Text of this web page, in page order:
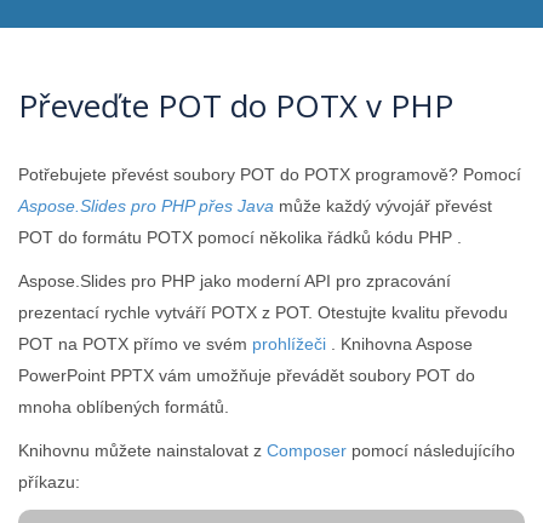
Převeďte POT do POTX v PHP
Potřebujete převést soubory POT do POTX programově? Pomocí
Aspose.Slides pro PHP přes Java může každý vývojář převést
POT do formátu POTX pomocí několika řádků kódu PHP .
Aspose.Slides pro PHP jako moderní API pro zpracování
prezentací rychle vytváří POTX z POT. Otestujte kvalitu převodu
POT na POTX přímo ve svém prohlížeči . Knihovna Aspose
PowerPoint PPTX vám umožňuje převádět soubory POT do
mnoha oblíbených formátů.
Knihovnu můžete nainstalovat z Composer pomocí následujícího
příkazu: